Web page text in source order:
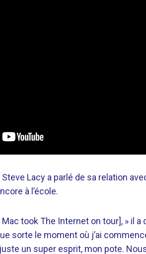
Steve Lacy a parlé de sa relation
à l’école.
Mac took The Internet on tour], » il
sorte le moment où j’ai
un super esprit, mon pote.